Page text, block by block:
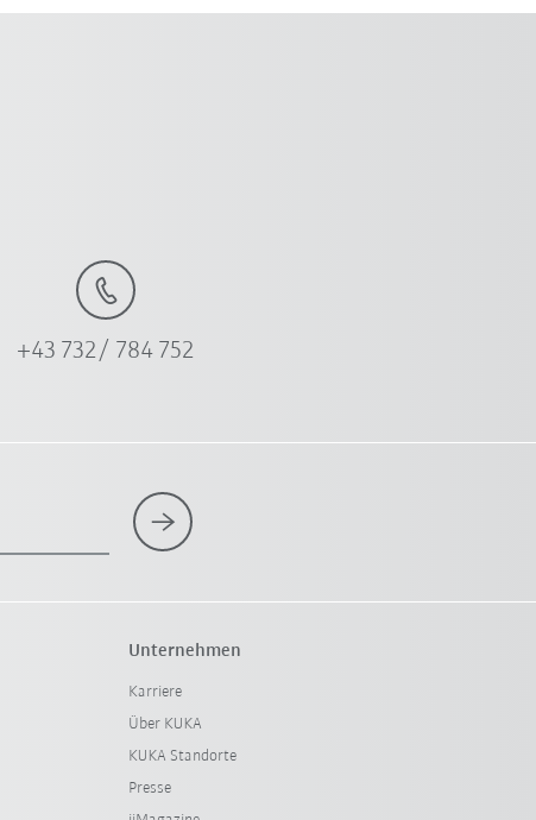
+43 732/ 784 752
Unternehmen
Karriere
Über KUKA
KUKA Standorte
Presse